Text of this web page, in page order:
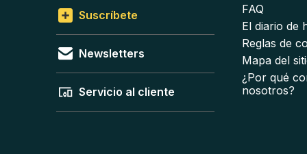
Suscríbete
Newsletters
Servicio al cliente
FAQ
El diario de
Reglas de
Mapa del
¿Por qué
nosotros?